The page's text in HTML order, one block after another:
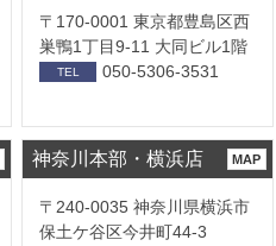
〒170-0001 東京都豊島区西
巣鴨1丁目9-11 大同ビル1階
TEL 050-5306-3531
神奈川本部・横浜店 MAP
〒240-0035 神奈川県横浜市
保⼟ケ⾕区今井町44-3